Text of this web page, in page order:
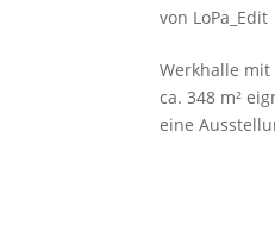
von LoPa_Edit
Werkhalle
ca. 348 m²
eine